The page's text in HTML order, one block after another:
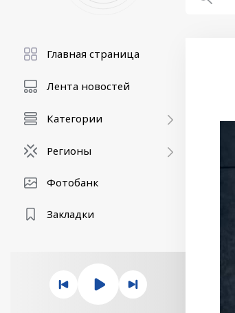
Главная страница
Лента новостей
Категории
Регионы
Фотобанк
Закладки